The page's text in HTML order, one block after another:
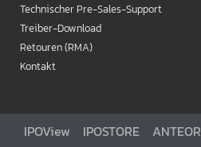
Technischer Pre-Sales-Support
Treiber-Download
Retouren (RMA)
Kontakt
IPOView IPOSTORE ANTEOR